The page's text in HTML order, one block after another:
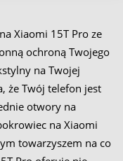
Xiaomi 15T Pro ze
ochroną Twojego
na Twojej
że Twój telefon jest
otwory na
na Xiaomi
towarzyszem na co